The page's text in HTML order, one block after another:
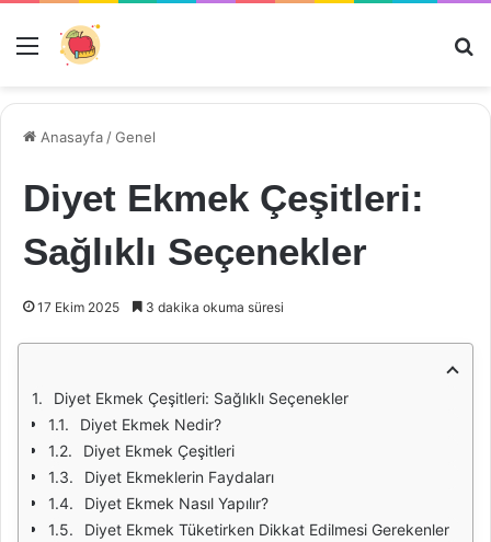
Menü
Anasayfa /Genel
Diyet Ekmek Çeşitleri:
Sağlıklı Seçenekler
17 Ekim 2025 3 dakika okuma süresi
Diyet Ekmek Çeşitleri: Sağlıklı Seçenekler
Diyet Ekmek Nedir?
Diyet Ekmek Çeşitleri
Diyet Ekmeklerin Faydaları
Diyet Ekmek Nasıl Yapılır?
Diyet Ekmek Tüketirken Dikkat Edilmesi Gerekenler